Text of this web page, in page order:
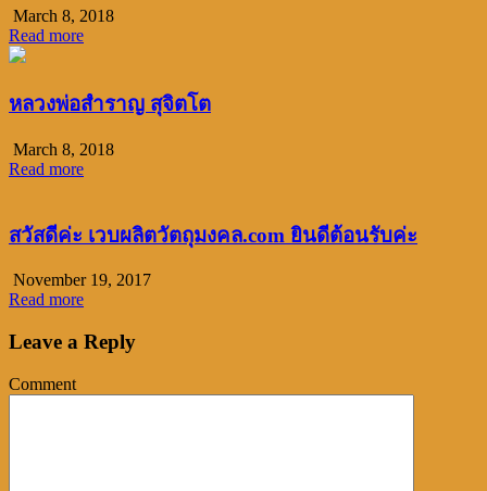
March 8, 2018
Read more
หลวงพ่อสำราญ สุจิตโต
March 8, 2018
Read more
สวัสดีค่ะ เวบผลิตวัตถุมงคล.com ยินดีต้อนรับค่ะ
November 19, 2017
Read more
Leave a Reply
Comment